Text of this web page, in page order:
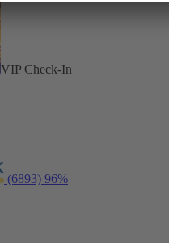
VIP Check-In
(6893) 96%